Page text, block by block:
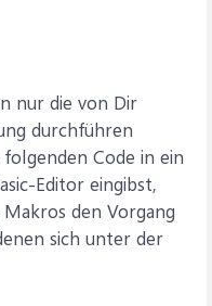
nur die von Dir
durchführen
Code in ein
Editor eingibst,
den Vorgang
sich unter der